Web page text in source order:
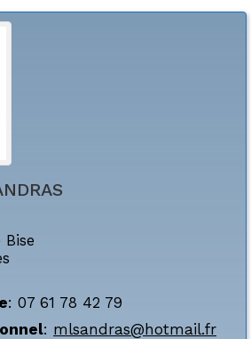
: 07 61 78 42 79
: mlsandras@hotmail.fr